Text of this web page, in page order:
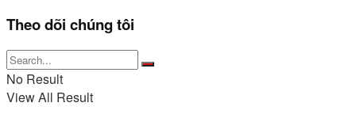
Theo dõi chúng tôi
No Result
View All Result